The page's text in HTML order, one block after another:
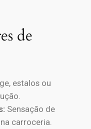
de
estalos ou
Sensação de
carroceria.